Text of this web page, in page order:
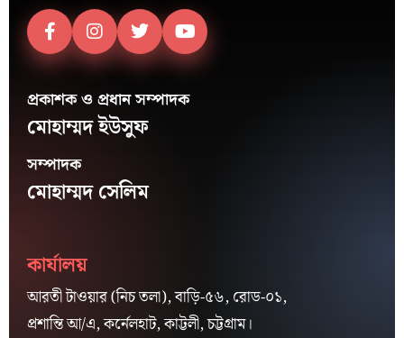
প্রকাশক ও প্রধান সম্পাদক
মোহাম্মদ ইউসুফ
সম্পাদক
মোহাম্মদ সেলিম
কার্যালয়
আরতী টাওয়ার (নিচ তলা), বাড়ি-৫৬, রোড-০১,
প্রশান্তি আ/এ, কর্নেলহাট, কাট্টলী, চট্টগ্রাম।